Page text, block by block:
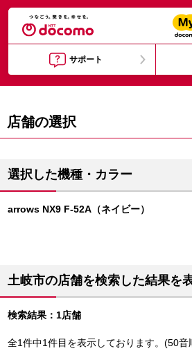
サポート
店舗の選択
選択した機種・カラー
arrows NX9 F-52A（ネイビー）
土岐市の店舗を検索した結果を
検索結果：1店舗
全1件中1件目を表示しております。(50音